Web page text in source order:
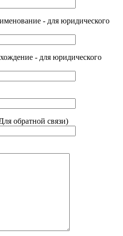
- для юридического
- для юридического
обратной связи)